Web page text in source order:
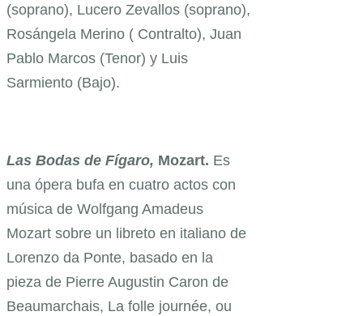
(soprano), Lucero Zevallos (soprano),
Rosángela Merino ( Contralto), Juan
Pablo Marcos (Tenor) y Luis
Sarmiento (Bajo).
Las Bodas de Fígaro, Mozart. Es
una ópera bufa en cuatro actos con
música de Wolfgang Amadeus
Mozart sobre un libreto en italiano de
Lorenzo da Ponte, basado en la
pieza de Pierre Augustin Caron de
Beaumarchais, La folle journée, ou